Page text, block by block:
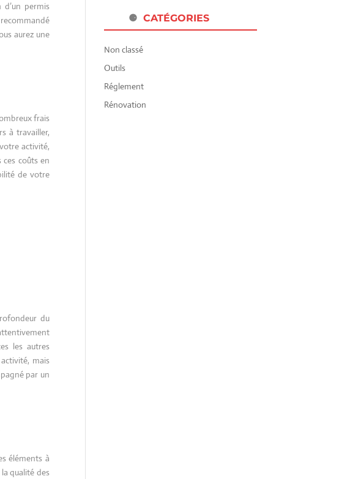
permis
aurez une
frais
à travailler,
activité,
coûts en
de votre
du
les autres
mais
par un
éléments à
qualité des
CATÉGORIES
Non classé
Outils
Réglement
Rénovation